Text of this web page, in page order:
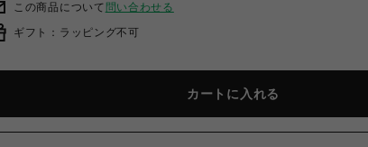
この商品について 問い合わせる
ギフト：ラッピング不可
カートに入れる